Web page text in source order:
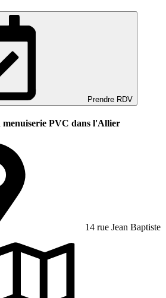
Prendre RDV
PVC dans l'Allier
14 rue Jean Baptiste